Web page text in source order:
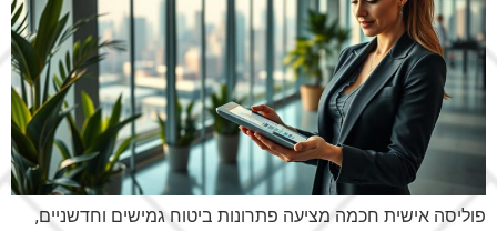
פוליסה אישית חכמה מציעה פתרונות ביטוח גמישים וחדשניים,